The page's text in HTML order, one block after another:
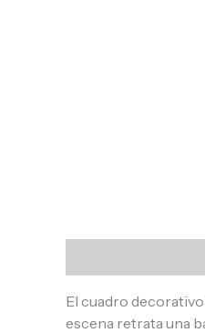
El cuadro
escena retrata una